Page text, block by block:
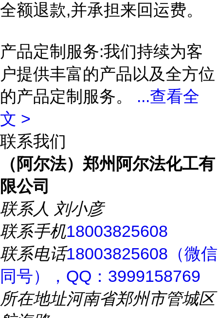
全额退款,并承担来回运费。
产品定制服务:我们持续为客
户提供丰富的产品以及全方位
的产品定制服务。 ...查看全
文 >
联系我们
（阿尔法）郑州阿尔法化工有
限公司
联系人 刘小彦
联系手机18003825608
联系电话18003825608（微信
同号），QQ：3999158769
所在地址河南省郑州市管城区